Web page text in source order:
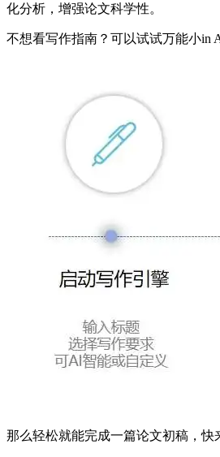
化分析，增强论文科学性。
不想看写作指南？可以试试万能小in
那么轻松就能完成一篇论文初稿，快